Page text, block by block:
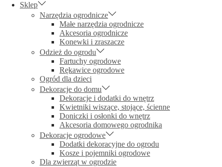
Sklep
Narzędzia ogrodnicze
Małe narzędzia ogrodnicze
Akcesoria ogrodnicze
Konewki i zraszacze
Odzież do ogrodu
Fartuchy ogrodowe
Rękawice ogrodowe
Ogród dla dzieci
Dekoracje do domu
Dekoracje i dodatki do wnętrz
Kwietniki wiszące, stojące, ścienne
Doniczki i osłonki do wnętrz
Akcesoria domowego ogrodnika
Dekoracje ogrodowe
Dodatki dekoracyjne do ogrodu
Kosze i pojemniki ogrodowe
Dla zwierząt w ogrodzie